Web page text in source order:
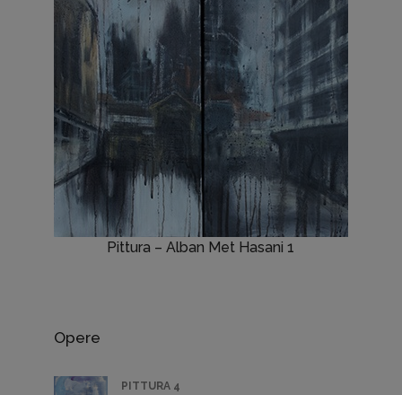
Pittura – Alban Met Hasani 1
Opere
PITTURA 4